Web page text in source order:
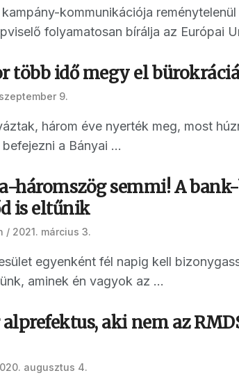
kommunikációja
folyamatosan bírálja az Európai
több idő megy el
9.
három éve nyerték meg, most
a Bányai ...
háromszög semmi! A
is eltűnik
2021. március 3.
egyenként fél napig kell
aminek én vagyok az ...
aki nem az
augusztus 4.